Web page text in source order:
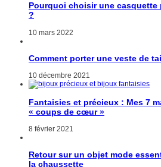
Pourquoi choisir une casquette
?
10 mars 2022
Comment porter une veste de
10 décembre 2021
Fantaisies et précieux : Mes 7
« coups de cœur »
8 février 2021
Retour sur un objet mode
la chaussette